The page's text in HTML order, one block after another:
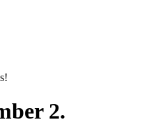
2.